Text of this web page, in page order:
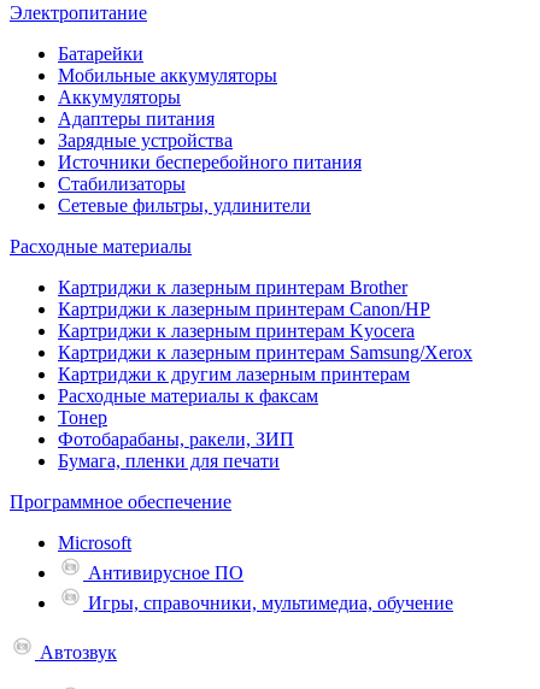
Электропитание
Батарейки
Мобильные аккумуляторы
Аккумуляторы
Адаптеры питания
Зарядные устройства
Источники бесперебойного питания
Стабилизаторы
Сетевые фильтры, удлинители
Расходные материалы
Картриджи к лазерным принтерам Brother
Картриджи к лазерным принтерам Canon/HP
Картриджи к лазерным принтерам Kyocera
Картриджи к лазерным принтерам Samsung/Xerox
Картриджи к другим лазерным принтерам
Расходные материалы к факсам
Тонер
Фотобарабаны, ракели, ЗИП
Бумага, пленки для печати
Программное обеспечение
Microsoft
Антивирусное ПО
Игры, справочники, мультимедиа, обучение
Автозвук